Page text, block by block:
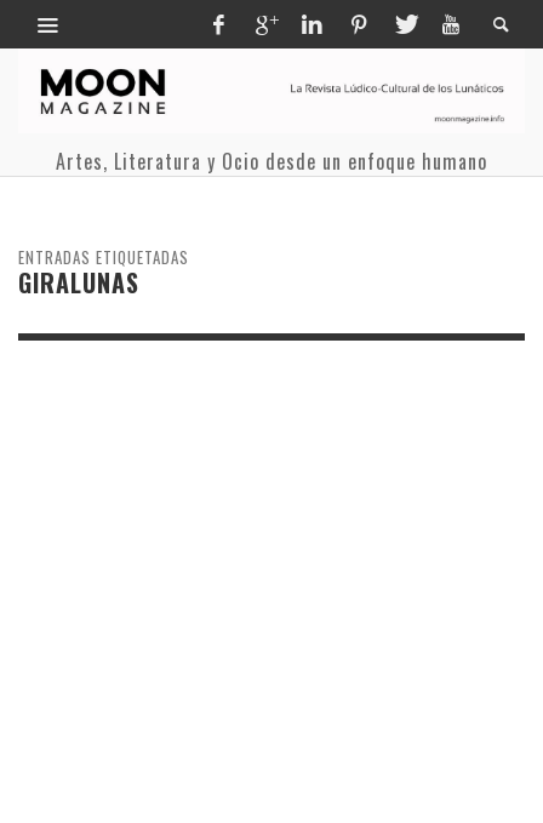
Artes, Literatura y Ocio desde un enfoque humano
ENTRADAS ETIQUETADAS
GIRALUNAS